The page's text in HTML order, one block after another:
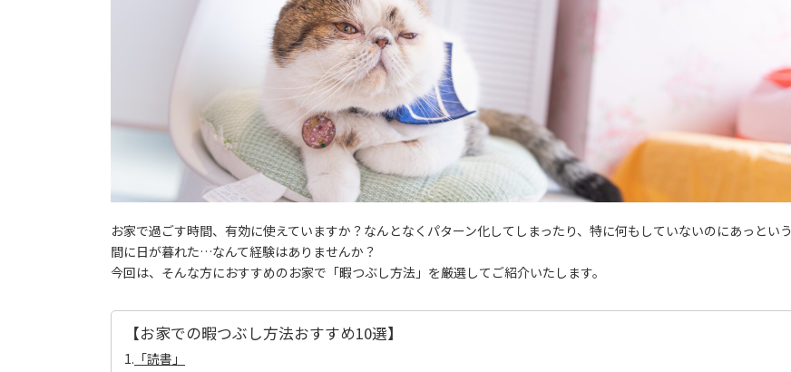
お家で過ごす時間、有効に使えていますか？なんとなくパターン化してしまったり、特に何もしていないのにあっという
間に日が暮れた…なんて経験はありませんか？
今回は、そんな方におすすめのお家で「暇つぶし方法」を厳選してご紹介いたします。
【お家での暇つぶし方法おすすめ10選】
1. 「読書」